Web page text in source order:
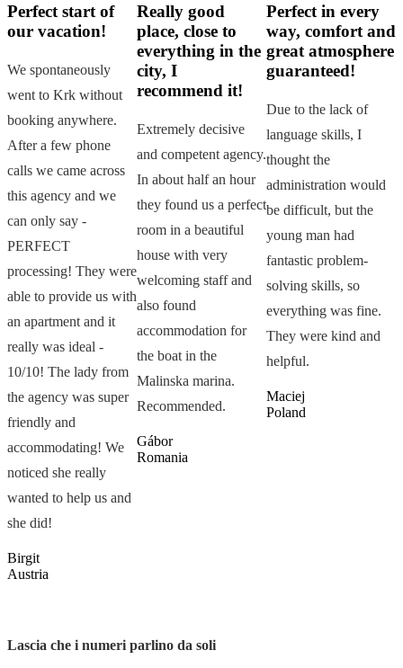
Perfect start of
our vacation!
We spontaneously
went to Krk without
booking anywhere.
After a few phone
calls we came across
this agency and we
can only say -
PERFECT
processing! They were
able to provide us with
an apartment and it
really was ideal -
10/10! The lady from
the agency was super
friendly and
accommodating! We
noticed she really
wanted to help us and
she did!
Birgit
Austria
Really good
place, close to
everything in the
city, I
recommend it!
Extremely decisive
and competent agency.
In about half an hour
they found us a perfect
room in a beautiful
house with very
welcoming staff and
also found
accommodation for
the boat in the
Malinska marina.
Recommended.
Gábor
Romania
Perfect in every
way, comfort and
great atmosphere
guaranteed!
Due to the lack of
language skills, I
thought the
administration would
be difficult, but the
young man had
fantastic problem-
solving skills, so
everything was fine.
They were kind and
helpful.
Maciej
Poland
Lascia che i numeri parlino da soli